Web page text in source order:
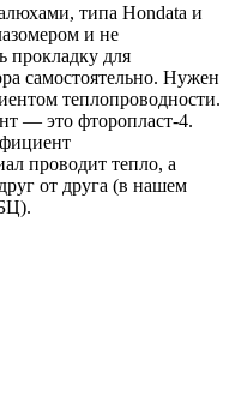
типа Hondata и
и не
прокладку для
самостоятельно. Нужен
теплопроводности.
— это фторопласт-4.
проводит тепло, а
от друга (в нашем